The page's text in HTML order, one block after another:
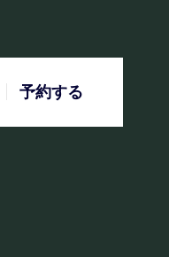
予約する